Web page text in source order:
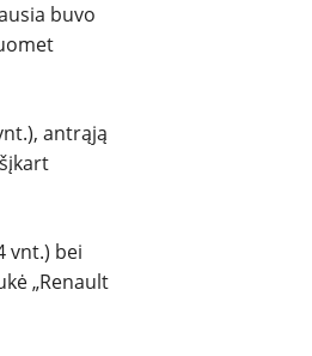
buvo
antrąją
vnt.) bei
„Renault